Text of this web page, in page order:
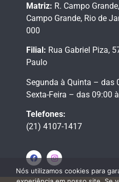
Matriz: R. Campo
Campo Grande, Rio de
000
Filial: Rua Gabriel Piza,
Paulo
Segunda à Quinta – das
Sexta-Feira – das 09:00
Telefones:
(21) 4107-1417
Nós utilizamos cookies para